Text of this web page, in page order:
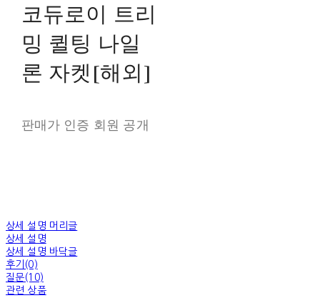
코듀로이 트리
밍 퀼팅 나일
론 자켓[해외]
판매가 인증 회원 공개
상세 설명 머리글
상세 설명
상세 설명 바닥글
후기(0)
질문(10)
관련 상품